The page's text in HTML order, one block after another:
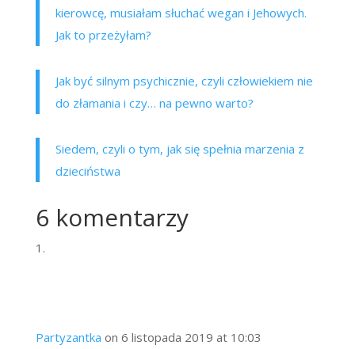
kierowcę, musiałam słuchać wegan i Jehowych.
Jak to przeżyłam?
Jak być silnym psychicznie, czyli człowiekiem nie
do złamania i czy… na pewno warto?
Siedem, czyli o tym, jak się spełnia marzenia z
dzieciństwa
6 komentarzy
Partyzantka on 6 listopada 2019 at 10:03